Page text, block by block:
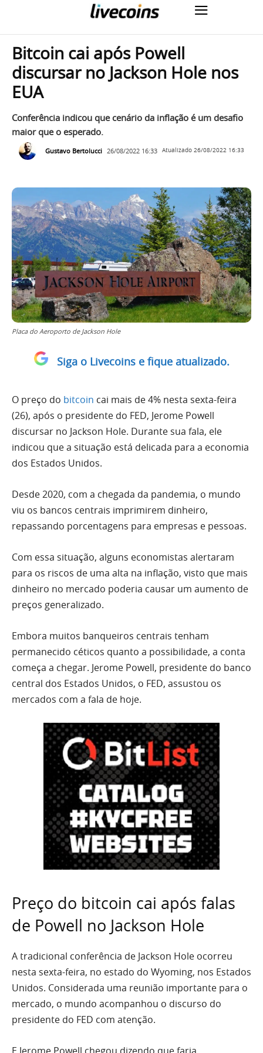
Bitcoin cai após Powell
discursar no Jackson Hole nos
EUA
Conferência indicou que cenário da inflação é um desafio
maior que o esperado.
Gustavo Bertolucci 26/08/2022 16:33 Atualizado 26/08/2022 16:33
Placa do Aeroporto de Jackson Hole
Siga o Livecoins e fique atualizado.
O preço do bitcoin cai mais de 4% nesta sexta-feira
(26), após o presidente do FED, Jerome Powell
discursar no Jackson Hole. Durante sua fala, ele
indicou que a situação está delicada para a economia
dos Estados Unidos.
Desde 2020, com a chegada da pandemia, o mundo
viu os bancos centrais imprimirem dinheiro,
repassando porcentagens para empresas e pessoas.
Com essa situação, alguns economistas alertaram
para os riscos de uma alta na inflação, visto que mais
dinheiro no mercado poderia causar um aumento de
preços generalizado.
Embora muitos banqueiros centrais tenham
permanecido céticos quanto a possibilidade, a conta
começa a chegar. Jerome Powell, presidente do banco
central dos Estados Unidos, o FED, assustou os
mercados com a fala de hoje.
Preço do bitcoin cai após falas
de Powell no Jackson Hole
A tradicional conferência de Jackson Hole ocorreu
nesta sexta-feira, no estado do Wyoming, nos Estados
Unidos. Considerada uma reunião importante para o
mercado, o mundo acompanhou o discurso do
presidente do FED com atenção.